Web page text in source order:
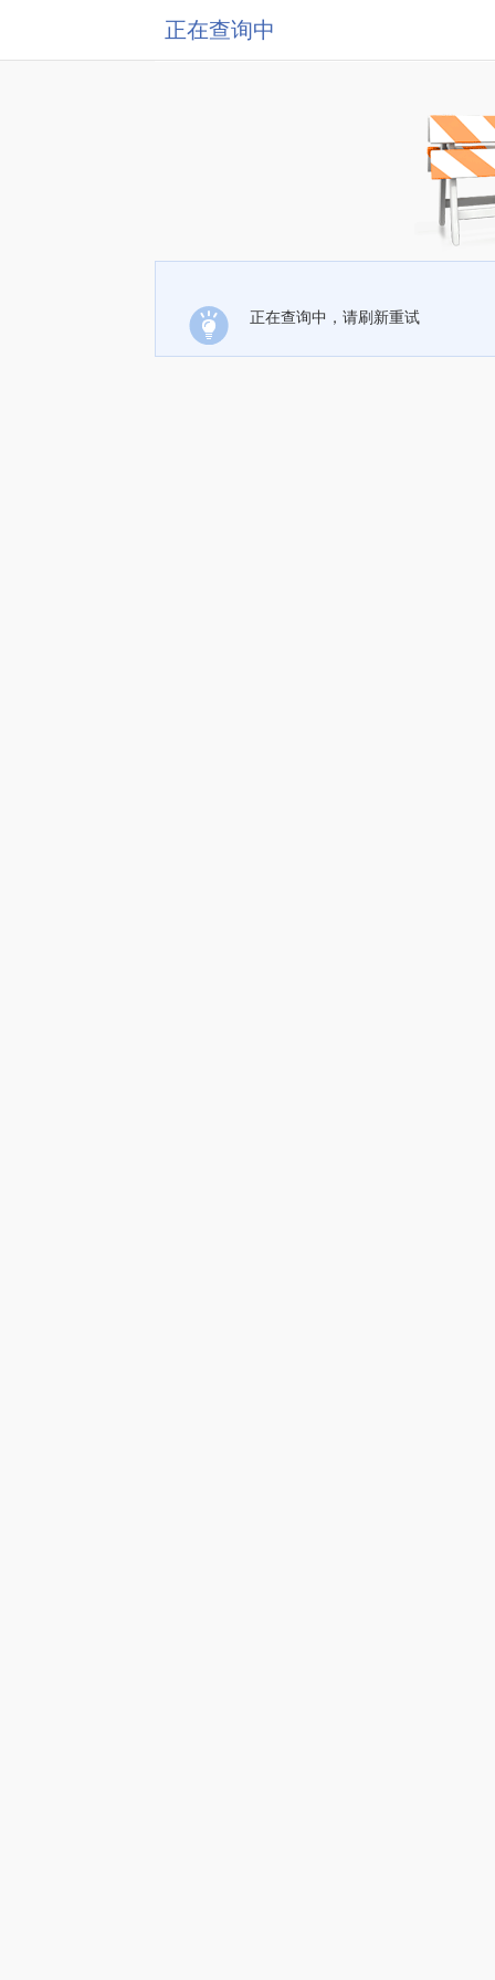
正在查询中
正在查询中，请刷新重试